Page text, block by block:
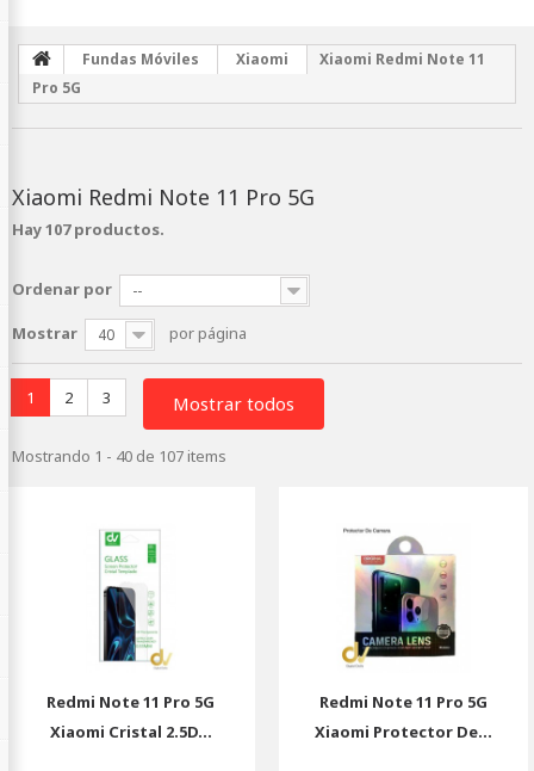
Fundas Móviles Xiaomi
Xiaomi Redmi Note 11
Pro 5G
Xiaomi Redmi Note 11 Pro 5G
Hay 107 productos.
Ordenar por --
Mostrar 40 por página
Mostrar todos
1 2 3
Mostrando 1 - 40 de 107 items
Redmi Note 11 Pro 5G
Xiaomi Cristal 2.5D...
Redmi Note 11 Pro 5G
Xiaomi Protector De...